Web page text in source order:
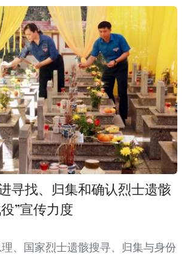
寻找、归集和确认烈士遗骸
”宣传力度
、国家烈士遗骸搜寻、归集与身份